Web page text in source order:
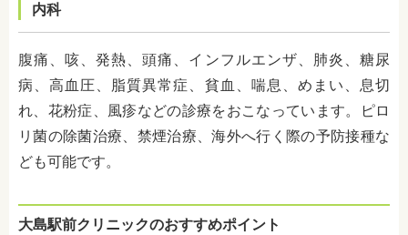
内科
腹痛、咳、発熱、頭痛、インフルエンザ、肺炎、糖尿
病、高血圧、脂質異常症、貧血、喘息、めまい、息切
れ、花粉症、風疹などの診療をおこなっています。ピロ
リ菌の除菌治療、禁煙治療、海外へ行く際の予防接種な
ども可能です。
大島駅前クリニックのおすすめポイント